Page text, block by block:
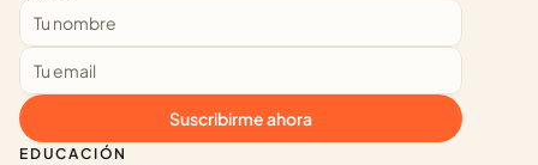
EDUCACIÓN
Suscribirme ahora